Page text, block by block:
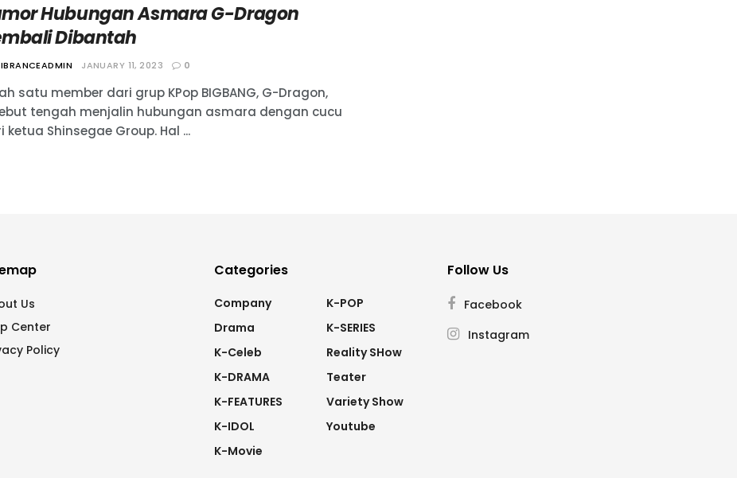
Hubungan Asmara G-Dragon
Dibantah
JANUARY 11, 2023 0
satu member dari grup KPop BIGBANG, G-Dragon,
tengah menjalin hubungan asmara dengan cucu
ketua Shinsegae Group. Hal ...
Us
Center
Policy
Categories
Company
Drama
K-Celeb
K-DRAMA
K-FEATURES
K-IDOL
K-Movie
K-POP
K-SERIES
Reality SHow
Teater
Variety Show
Youtube
Follow Us
Facebook
Instagram